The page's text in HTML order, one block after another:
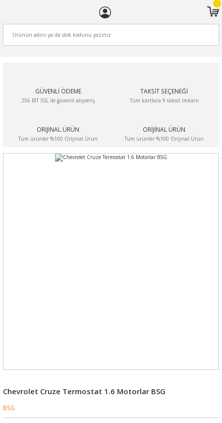
GÜVENLİ ÖDEME
256 BİT SSL ile güvenli alışveriş
TAKSİT SEÇENEĞİ
Tüm kartlara 9 taksit imkanı
ORİJİNAL ÜRÜN
Tüm ürünler %100 Orijinal Ürün
ORİJİNAL ÜRÜN
Tüm ürünler %100 Orijinal Ürün
Chevrolet Cruze Termostat 1.6 Motorlar BSG
BSG